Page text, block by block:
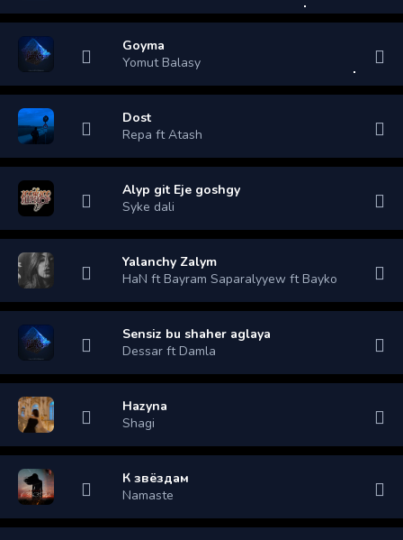
Goyma
Yomut Balasy
Dost
Repa ft Atash
Alyp git Eje goshgy
Syke dali
Yalanchy Zalym
HaN ft Bayram Saparalyyew ft Bayko
Sensiz bu shaher aglaya
Dessar ft Damla
Hazyna
Shagi
К звёздам
Namaste